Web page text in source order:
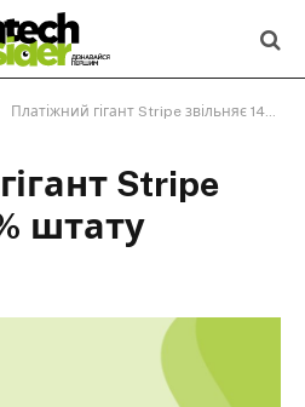
Платіжний гігант Stripe звільняє 14% штату
Stripe
штату